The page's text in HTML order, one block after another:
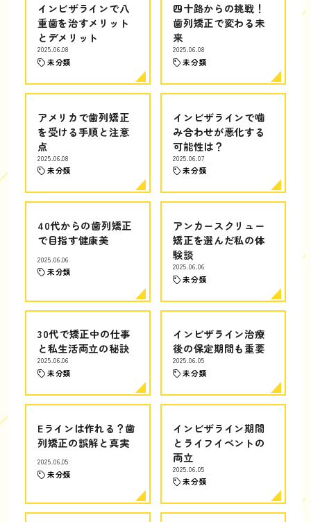
インビザラインで八
重歯を治すメリット
とデメリット
2025.06.08
未分類
四十路からの挑戦！
歯列矯正で変わる未
来
2025.06.08
未分類
アメリカで歯列矯正
を受ける手順と注意
点
2025.06.08
未分類
インビザラインで噛
み合わせが悪化する
可能性は？
2025.06.07
未分類
40代からの歯列矯正
で目指す健康美
2025.06.06
未分類
アンカースクリュー
矯正を選んだ私の体
験談
2025.06.06
未分類
30代で矯正中の仕事
と私生活両立の秘訣
2025.06.06
未分類
インビザライン治療
後の保定期間も重要
2025.06.05
未分類
Eラインは作れる？歯
列矯正の誤解と真実
2025.06.05
未分類
インビザライン期間
とライフイベントの
両立
2025.06.05
未分類